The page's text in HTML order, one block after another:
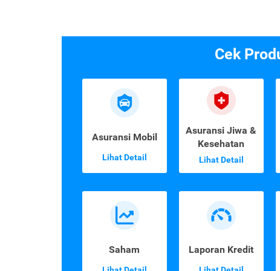
Cek
Asuransi Mobil
Lihat Detail
Asuransi Jiwa &
Kesehatan
Lihat Detail
Saham Laporan Kredit